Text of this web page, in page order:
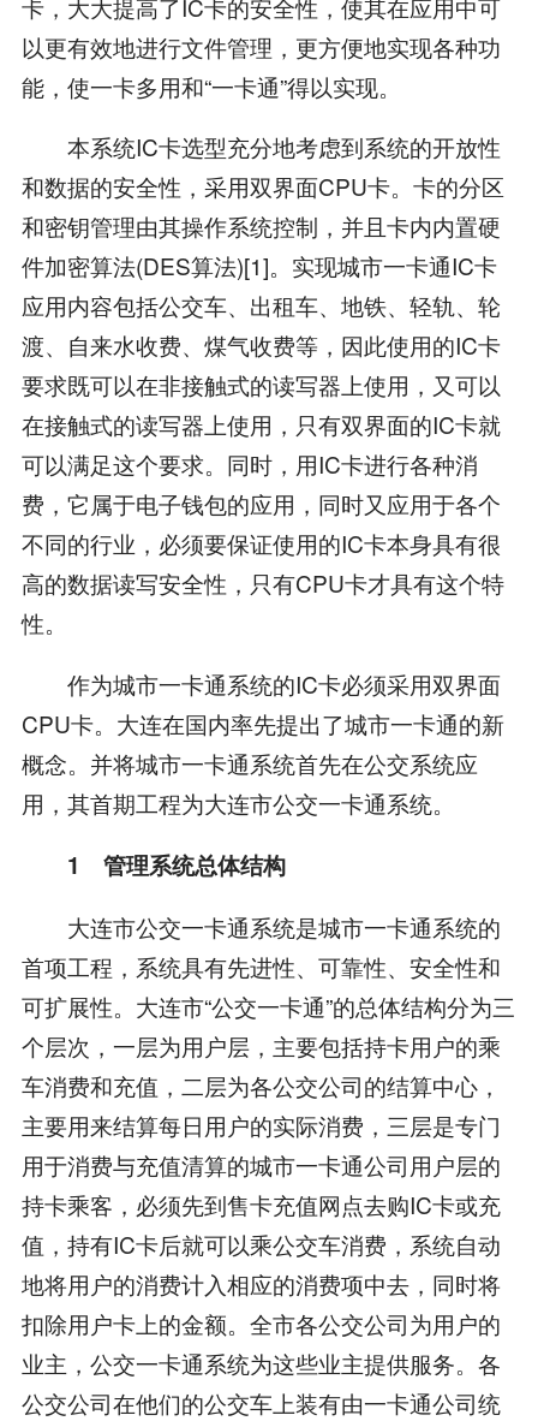
以更有效地进行文件管理，更方便地实现各种功
能，使一卡多用和“一卡通”得以实现。
本系统IC卡选型充分地考虑到系统的开放性
和数据的安全性，采用双界面CPU卡。卡的分区
和密钥管理由其操作系统控制，并且卡内内置硬
件加密算法(DES算法)[1]。实现城市一卡通IC卡
应用内容包括公交车、出租车、地铁、轻轨、轮
渡、自来水收费、煤气收费等，因此使用的IC卡
要求既可以在非接触式的读写器上使用，又可以
在接触式的读写器上使用，只有双界面的IC卡就
可以满足这个要求。同时，用IC卡进行各种消
费，它属于电子钱包的应用，同时又应用于各个
不同的行业，必须要保证使用的IC卡本身具有很
高的数据读写安全性，只有CPU卡才具有这个特
性。
作为城市一卡通系统的IC卡必须采用双界面
CPU卡。大连在国内率先提出了城市一卡通的新
概念。并将城市一卡通系统首先在公交系统应
用，其首期工程为大连市公交一卡通系统。
1 管理系统总体结构
大连市公交一卡通系统是城市一卡通系统的
首项工程，系统具有先进性、可靠性、安全性和
可扩展性。大连市“公交一卡通”的总体结构分为三
个层次，一层为用户层，主要包括持卡用户的乘
车消费和充值，二层为各公交公司的结算中心，
主要用来结算每日用户的实际消费，三层是专门
用于消费与充值清算的城市一卡通公司用户层的
持卡乘客，必须先到售卡充值网点去购IC卡或充
值，持有IC卡后就可以乘公交车消费，系统自动
地将用户的消费计入相应的消费项中去，同时将
扣除用户卡上的金额。全市各公交公司为用户的
业主，公交一卡通系统为这些业主提供服务。各
公交公司在他们的公交车上装有由一卡通公司统